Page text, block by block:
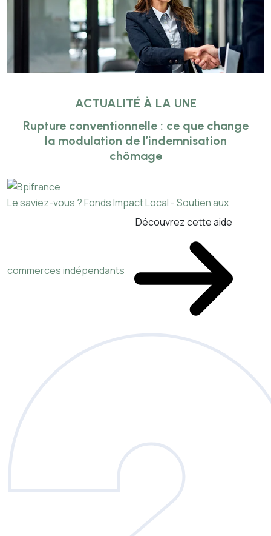
ACTUALITÉ À LA UNE
Rupture conventionnelle : ce que change
la modulation de l’indemnisation
chômage
Le saviez-vous ?Fonds Impact Local - Soutien aux
commerces indépendants
Découvrez cette aide